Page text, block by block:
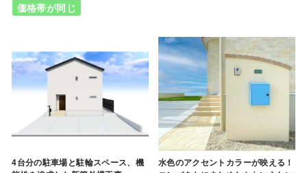
価格帯が同じ
4台分の駐車場と駐輪スペース、機
水色のアクセントカラーが映える！